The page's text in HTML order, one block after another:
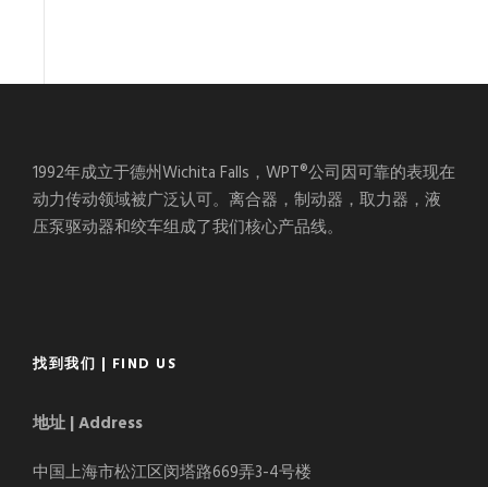
1992年成立于德州Wichita Falls，WPT®公司因可靠的表现在
动力传动领域被广泛认可。离合器，制动器，取力器，液
压泵驱动器和绞车组成了我们核心产品线。
找到我们 | FIND US
地址 | Address
中国上海市松江区闵塔路669弄3-4号楼